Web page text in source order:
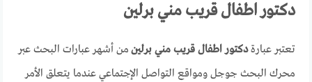
دكتور اطفال قريب مني برلين
تعتبر عبارةدكتور اطفال قريب مني برلين من أشهر عبارات البحث عبر
محرك البحث جوجل ومواقع التواصل الإجتماعي عندما يتعلق الأمر